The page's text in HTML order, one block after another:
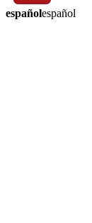
españolespañol